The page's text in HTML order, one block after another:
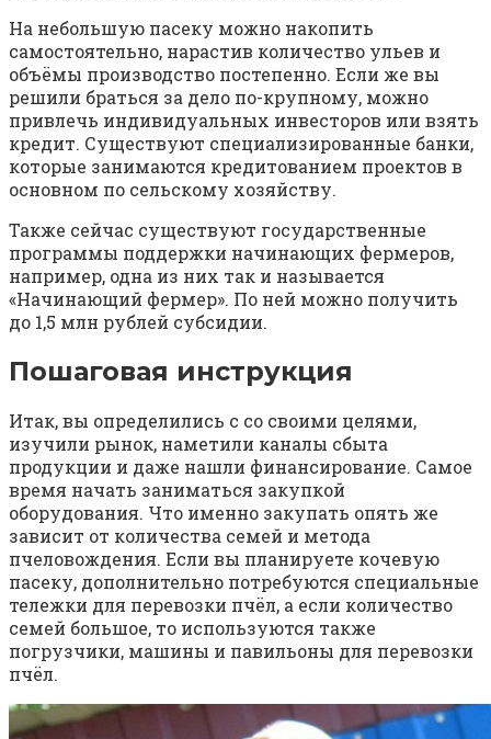
На небольшую пасеку можно накопить
самостоятельно, нарастив количество ульев и
объёмы производство постепенно. Если же вы
решили браться за дело по-крупному, можно
привлечь индивидуальных инвесторов или взять
кредит. Существуют специализированные банки,
которые занимаются кредитованием проектов в
основном по сельскому хозяйству.
Также сейчас существуют государственные
программы поддержки начинающих фермеров,
например, одна из них так и называется
«Начинающий фермер». По ней можно получить
до 1,5 млн рублей субсидии.
Пошаговая инструкция
Итак, вы определились с со своими целями,
изучили рынок, наметили каналы сбыта
продукции и даже нашли финансирование. Самое
время начать заниматься закупкой
оборудования. Что именно закупать опять же
зависит от количества семей и метода
пчеловождения. Если вы планируете кочевую
пасеку, дополнительно потребуются специальные
тележки для перевозки пчёл, а если количество
семей большое, то используются также
погрузчики, машины и павильоны для перевозки
пчёл.